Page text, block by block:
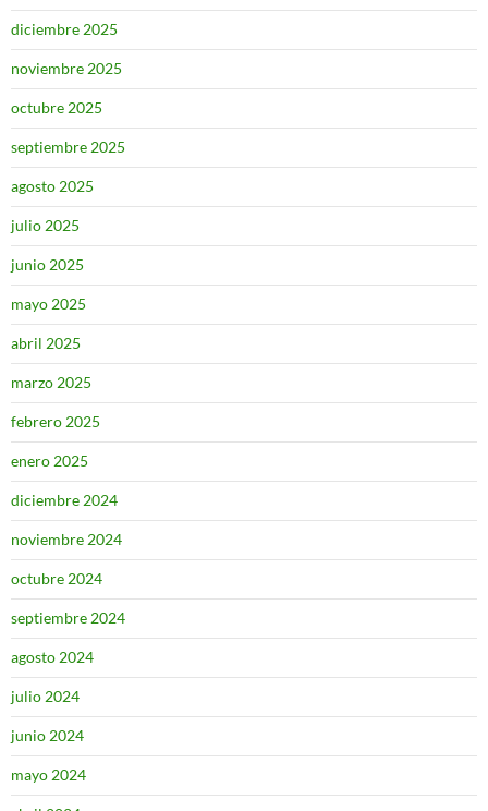
diciembre 2025
noviembre 2025
octubre 2025
septiembre 2025
agosto 2025
julio 2025
junio 2025
mayo 2025
abril 2025
marzo 2025
febrero 2025
enero 2025
diciembre 2024
noviembre 2024
octubre 2024
septiembre 2024
agosto 2024
julio 2024
junio 2024
mayo 2024